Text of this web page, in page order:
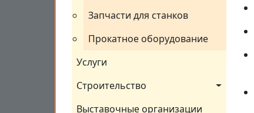
Запчасти для станков
Прокатное оборудование
Услуги
Строительство
Выставочные организации